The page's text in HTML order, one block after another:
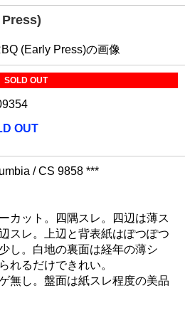
SOLD OUT
OUT
/ CS 9858 ***
カット。四隅スレ。四辺は薄ス
スレ。上辺と背表紙はぽつぽつ
し。白地の裏面は経年の薄シ
れるだけできれい。
無し。盤面は紙スレ程度の美品